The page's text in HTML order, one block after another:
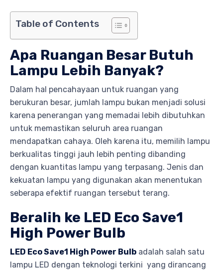
Table of Contents
Apa Ruangan Besar Butuh
Lampu Lebih Banyak?
Dalam hal pencahayaan untuk ruangan yang
berukuran besar, jumlah lampu bukan menjadi solusi
karena penerangan yang memadai lebih dibutuhkan
untuk memastikan seluruh area ruangan
mendapatkan cahaya. Oleh karena itu, memilih lampu
berkualitas tinggi jauh lebih penting dibanding
dengan kuantitas lampu yang terpasang. Jenis dan
kekuatan lampu yang digunakan akan menentukan
seberapa efektif ruangan tersebut terang.
Beralih ke LED Eco Save1
High Power Bulb
LED Eco Save1 High Power Bulb adalah salah satu
lampu LED dengan teknologi terkini yang dirancang